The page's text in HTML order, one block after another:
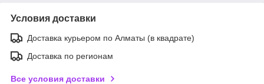
Условия доставки
Доставка курьером по Алматы (в квадрате)
Доставка по регионам
Все условия доставки